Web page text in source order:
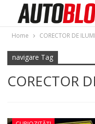
Home CORECTOR DE
navigare Tag
CORECTOR